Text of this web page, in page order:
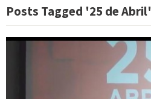
Posts Tagged '25 de Abril'